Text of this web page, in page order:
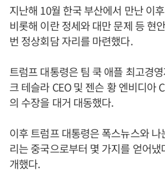
지난해 10월 한국 부산에서 만난 이
비롯해 이란 정세와 대만 문제 등 현
번 정상회담 자리를 마련했다.
트럼프 대통령은 팀 쿡 애플 최고경
크 테슬라 CEO 및 젠슨 황 엔비디아
의 수장을 대거 대동했다.
이후 트럼프 대통령은 폭스뉴스와
리는 중국으로부터 몇 가지를 얻어
개했다.